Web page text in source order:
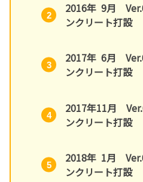
2016年 9月
ンクリート打設
2017年 6月
ンクリート打設
2017年11月
ンクリート打設
2018年 1月
ンクリート打設